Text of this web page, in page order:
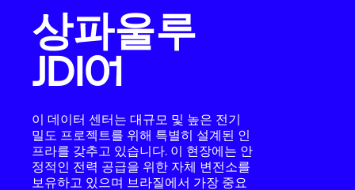
파트너
전문성 및 리소스
소개
Language
상파울루
JDI01
이 데이터 센터는 대규모 및 높은 전기
밀도 프로젝트를 위해 특별히 설계된 인
프라를 갖추고 있습니다. 이 현장에는 안
정적인 전력 공급을 위한 자체 변전소를
보유하고 있으며 브라질에서 가장 중요